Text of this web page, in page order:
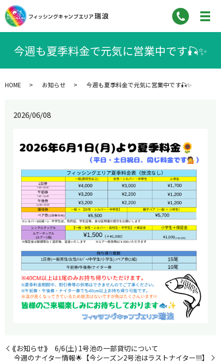
今週も夏季料金で元気に営業中です🎣✨
HOME お知らせ 今週も夏季料金で元気に営業中です🎣✨
2026/06/08
⟪お知らせ⟫ 6/6(土) 1号池の一部貸切について
今週のナイター情報🌟【今シーズン2号池はラストナイター!!!】